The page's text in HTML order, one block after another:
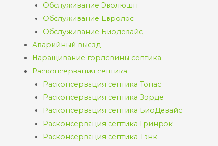
Обслуживание Эволюшн
Обслуживание Евролос
Обслуживание Биодевайс
Аварийный выезд
Наращивание горловины септика
Расконсервация септика
Расконсервация септика Топас
Расконсервация септика Зорде
Расконсервация септика БиоДевайс
Расконсервация септика Гринрок
Расконсервация септика Танк